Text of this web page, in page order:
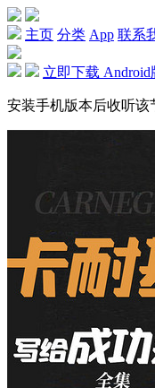
主页 分类 App 联系
立即下载 Android
安装手机版本后收听该